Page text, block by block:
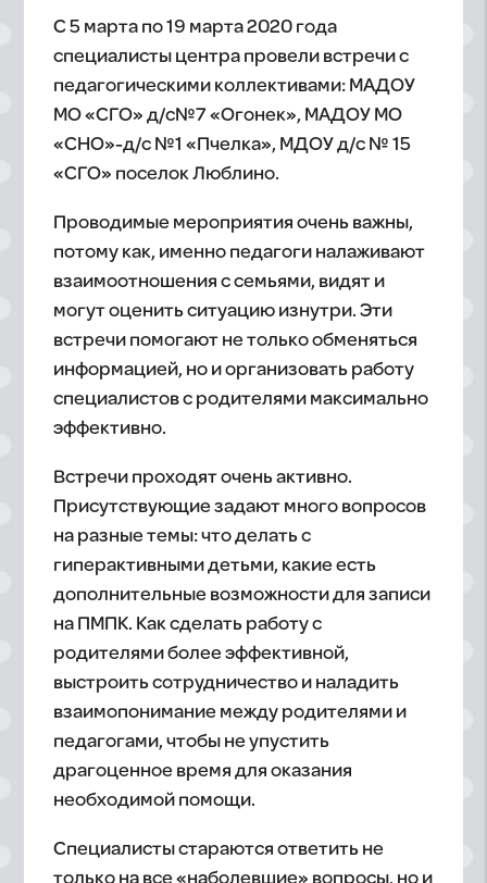
С 5 марта по 19 марта 2020 года
специалисты центра провели встречи с
педагогическими коллективами: МАДОУ
МО «СГО» д/с№7 «Огонек», МАДОУ МО
«СНО»-д/с №1 «Пчелка», МДОУ д/с № 15
«СГО» поселок Люблино.
Проводимые мероприятия очень важны,
потому как, именно педагоги налаживают
взаимоотношения с семьями, видят и
могут оценить ситуацию изнутри. Эти
встречи помогают не только обменяться
информацией, но и организовать работу
специалистов с родителями максимально
эффективно.
Встречи проходят очень активно.
Присутствующие задают много вопросов
на разные темы: что делать с
гиперактивными детьми, какие есть
дополнительные возможности для записи
на ПМПК. Как сделать работу с
родителями более эффективной,
выстроить сотрудничество и наладить
взаимопонимание между родителями и
педагогами, чтобы не упустить
драгоценное время для оказания
необходимой помощи.
Специалисты стараются ответить не